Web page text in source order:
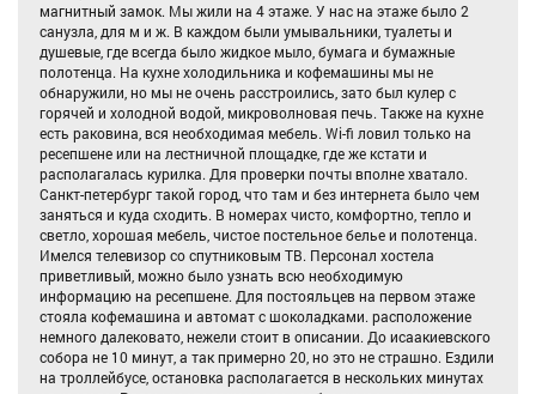
магнитный замок. Мы жили на 4 этаже. У нас на этаже было 2
санузла, для м и ж. В каждом были умывальники, туалеты и
душевые, где всегда было жидкое мыло, бумага и бумажные
полотенца. На кухне холодильника и кофемашины мы не
обнаружили, но мы не очень расстроились, зато был кулер с
горячей и холодной водой, микроволновая печь. Также на кухне
есть раковина, вся необходимая мебель. Wi-fi ловил только на
ресепшене или на лестничной площадке, где же кстати и
располагалась курилка. Для проверки почты вполне хватало.
Санкт-петербург такой город, что там и без интернета было чем
заняться и куда сходить. В номерах чисто, комфортно, тепло и
светло, хорошая мебель, чистое постельное белье и полотенца.
Имелся телевизор со спутниковым ТВ. Персонал хостела
приветливый, можно было узнать всю необходимую
информацию на ресепшене. Для постояльцев на первом этаже
стояла кофемашина и автомат с шоколадками. расположение
немного далековато, нежели стоит в описании. До исаакиевского
собора не 10 минут, а так примерно 20, но это не страшно. Ездили
на троллейбусе, остановка располагается в нескольких минутах